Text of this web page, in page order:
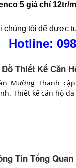
5 giá chỉ 12tr/
chúng tôi để được
Hotline:
Thiết Kế Căn
Mường Thanh
Thiết kế căn hộ
Tin Tổng